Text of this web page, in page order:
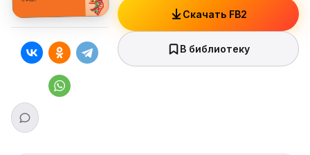
Скачать FB2
В библиотеку